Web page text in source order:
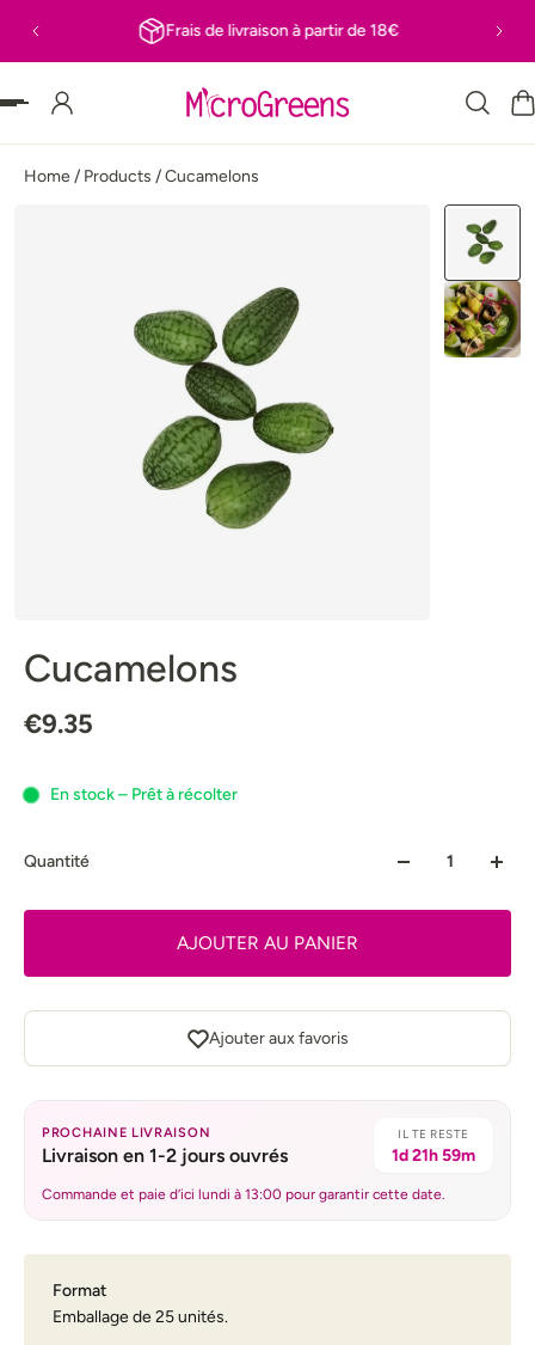
AU CONTENUFrais de livraison à partir de 18€
Home/ Products /Cucamelons
Cucamelons
€9.35
En stock – Prêt à récolter
Quantité
AJOUTER AU PANIER
Ajouter aux favoris
PROCHAINE LIVRAISON
Livraison en 1-2 jours ouvrés
IL TE RESTE
1d 21h 59m
Commande et paie d’ici lundi à 13:00 pour garantir cette date.
Format
Emballage de 25 unités.